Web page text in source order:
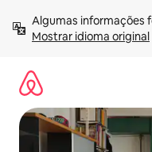
para
Mostrar idioma original